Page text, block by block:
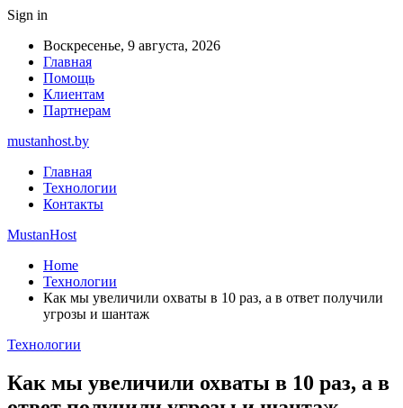
Sign in
Воскресенье, 9 августа, 2026
Главная
Помощь
Клиентам
Партнерам
mustanhost.by
Главная
Технологии
Контакты
MustanHost
Home
Технологии
Как мы увеличили охваты в 10 раз, а в ответ получили
угрозы и шантаж
Технологии
Как мы увеличили охваты в 10 раз, а в